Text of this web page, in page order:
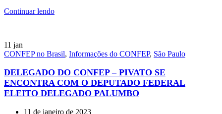
Continuar lendo
11 jan
CONFEP no Brasil, Informações do CONFEP, São Paulo
DELEGADO DO CONFEP – PIVATO SE
ENCONTRA COM O DEPUTADO FEDERAL
ELEITO DELEGADO PALUMBO
11 de janeiro de 2023